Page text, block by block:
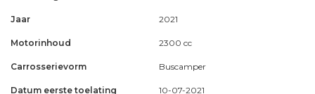
Jaar 2021
Motorinhoud 2300 cc
Carrosserievorm Buscamper
Datum eerste toelating 10-07-2021